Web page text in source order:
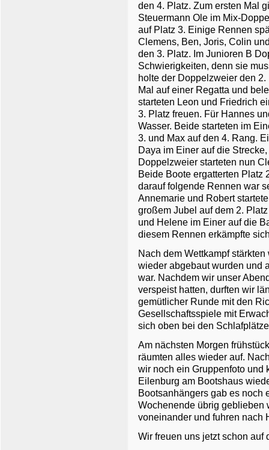
den 4. Platz. Zum ersten Mal
Steuermann Ole im Mix-
auf Platz 3. Einige Rennen
Clemens, Ben, Joris, Colin
den 3. Platz. Im Junioren B
Schwierigkeiten, denn sie
holte der Doppelzweier den
Mal auf einer Regatta und
starteten Leon und Friedrich
3. Platz freuen. Für Hannes
Wasser. Beide starteten im
3. und Max auf den 4. Rang.
Daya im Einer auf die
Doppelzweier starteten nun
Beide Boote ergatterten Platz
darauf folgende Rennen war
Annemarie und Robert
großem Jubel auf dem 2.
und Helene im Einer auf die
diesem Rennen erkämpfte
Nach dem Wettkampf
wieder abgebaut wurden und
war. Nachdem wir unser
verspeist hatten, durften wir
gemütlicher Runde mit den
Gesellschaftsspiele mit
sich oben bei den
Am nächsten Morgen
räumten alles wieder auf.
wir noch ein Gruppenfoto und
Eilenburg am Bootshaus
Bootsanhängers gab es noch
Wochenende übrig geblieben
voneinander und fuhren nach
Wir freuen uns jetzt schon auf